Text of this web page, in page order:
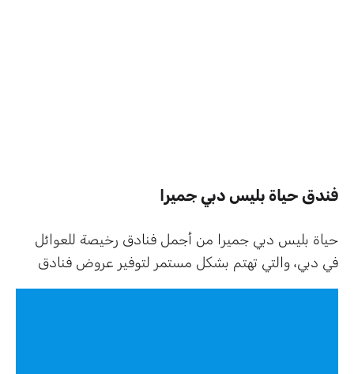
فندق حياة بليس دبي جميرا
حياة بليس دبي جميرا من أجمل فنادق رخيصة للعوائل
في دبي، والتي تهتم بشكل مستمر لتوفير عروض فنادق